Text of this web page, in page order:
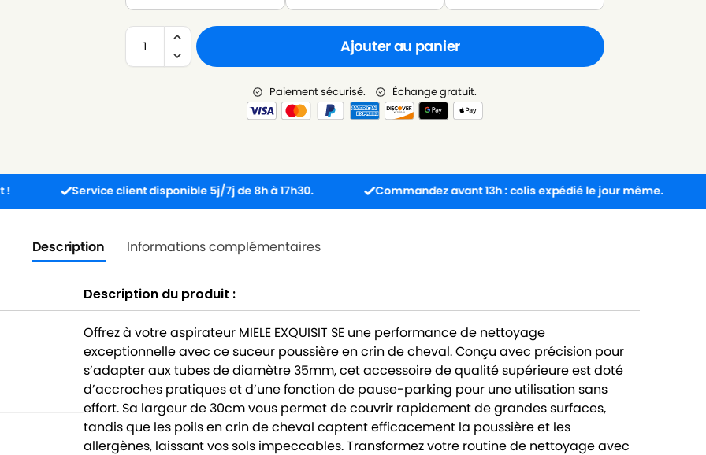
Ajouter au panier
Paiement sécurisé. Échange gratuit.
Service client disponible 5j/7j de 8h à 17h30. Commandez avant 13h : colis expédié le jour même.
Description Informations complémentaires
Description du produit :
Offrez à votre aspirateur MIELE EXQUISIT SE une performance de nettoyage
exceptionnelle avec ce suceur poussière en crin de cheval. Conçu avec précision pour
s’adapter aux tubes de diamètre 35mm, cet accessoire de qualité supérieure est doté
d’accroches pratiques et d’une fonction de pause-parking pour une utilisation sans
effort. Sa largeur de 30cm vous permet de couvrir rapidement de grandes surfaces,
tandis que les poils en crin de cheval captent efficacement la poussière et les
allergènes, laissant vos sols impeccables. Transformez votre routine de nettoyage avec